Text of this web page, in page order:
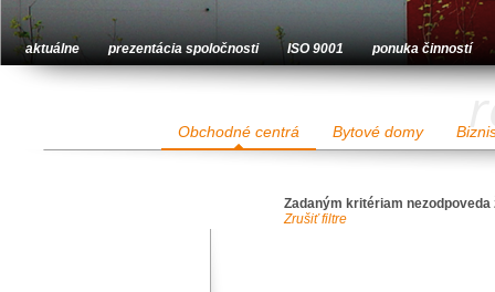
aktuálne prezentácia spoločnosti ISO 9001 ponuka činností
Obchodné centrá Bytové domy
Zadaným kritériam nezodpoveda
Zrušiť filtre